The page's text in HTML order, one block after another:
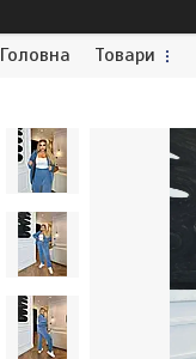
Головна Товари